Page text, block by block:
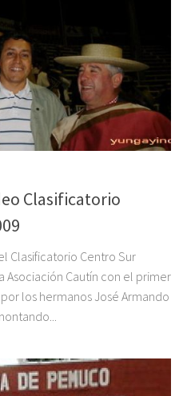
Clasificatorio
Clasificatorio Centro Sur
Cautín con el primer
los hermanos José Armando